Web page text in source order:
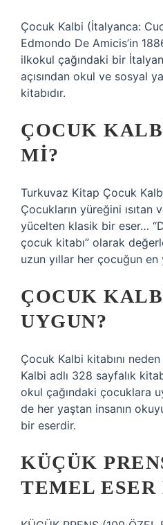
Çocuk Kalbi (İtalyanca:
Edmondo De Amicis’in
ilkokul çağındaki bir
açısından okul ve sosyal
kitabıdır.
ÇOCUK
MI?
Turkuvaz Kitap Çocuk
Çocukların yüreğini ısıtan
yücelten klasik bir eser…
çocuk kitabı” olarak
uzun yıllar her çocuğun en
ÇOCUK
UYGUN?
Çocuk Kalbi kitabını neden
Kalbi adlı 328 sayfalık
okul çağındaki çocuklara
de her yaştan insanın
bir eserdir.
KÜÇÜK
TEMEL ESER